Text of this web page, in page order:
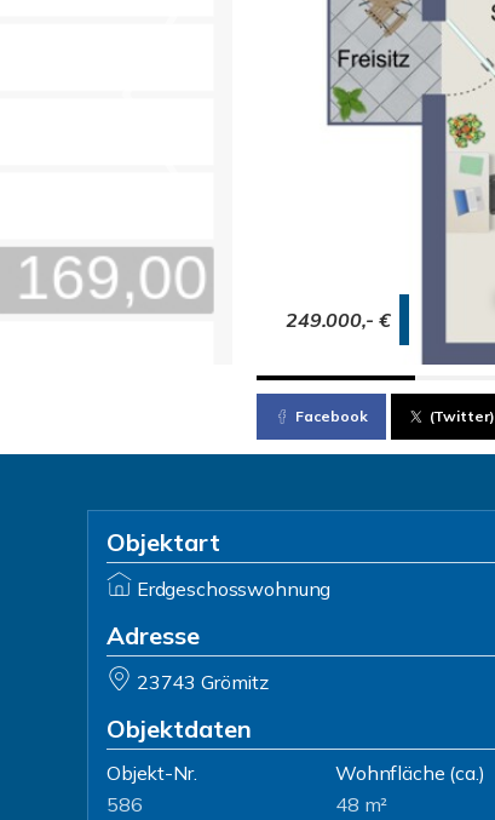
249.000,- €
Facebook (Twitter)
Objektart
Erdgeschosswohnung
Adresse
23743 Grömitz
Objektdaten
Objekt-Nr.
586
Wohnfläche (ca.)
48 m²